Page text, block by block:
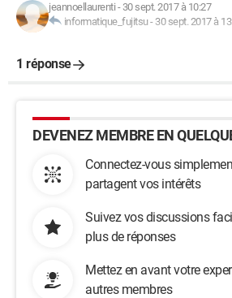
jeannoellaurenti - 30 sept. 2017 à 10:27
informatique_fujitsu- 30 sept. 2017 à
1 réponse
DEVENEZ MEMBRE EN
Connectez-vous
partagent vos intérêts
Suivez vos discussions
plus de réponses
Mettez en avant votre
autres membres